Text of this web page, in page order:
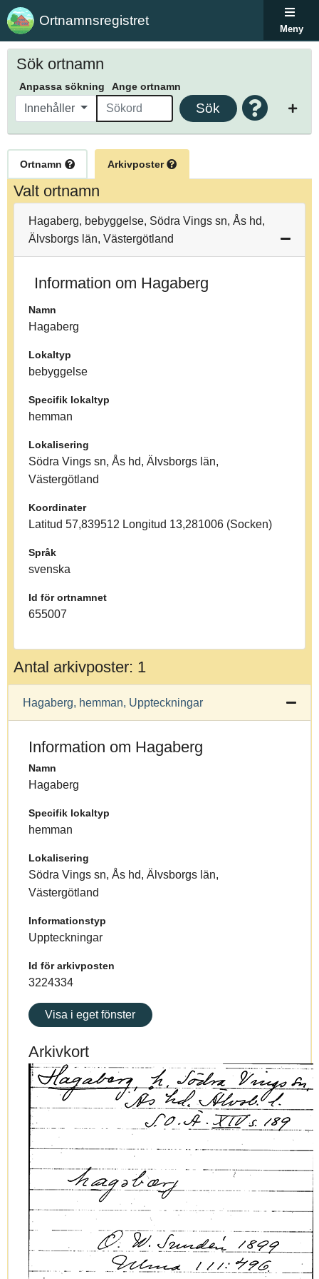
Ortnamnsregistret
Meny
Sök ortnamn
Anpassa sökning Ange ortnamn
Innehåller Sök
Ortnamn Arkivposter
Valt ortnamn
Hagaberg, bebyggelse, Södra Vings sn, Ås hd,
Älvsborgs län, Västergötland
Information om Hagaberg
Namn
Hagaberg
Lokaltyp
bebyggelse
Specifik lokaltyp
hemman
Lokalisering
Södra Vings sn, Ås hd, Älvsborgs län,
Västergötland
Koordinater
Latitud 57,839512 Longitud 13,281006 (Socken)
Språk
svenska
Id för ortnamnet
655007
Antal arkivposter: 1
Hagaberg, hemman, Uppteckningar
Information om Hagaberg
Namn
Hagaberg
Specifik lokaltyp
hemman
Lokalisering
Södra Vings sn, Ås hd, Älvsborgs län,
Västergötland
Informationstyp
Uppteckningar
Id för arkivposten
3224334
Visa i eget fönster
Arkivkort